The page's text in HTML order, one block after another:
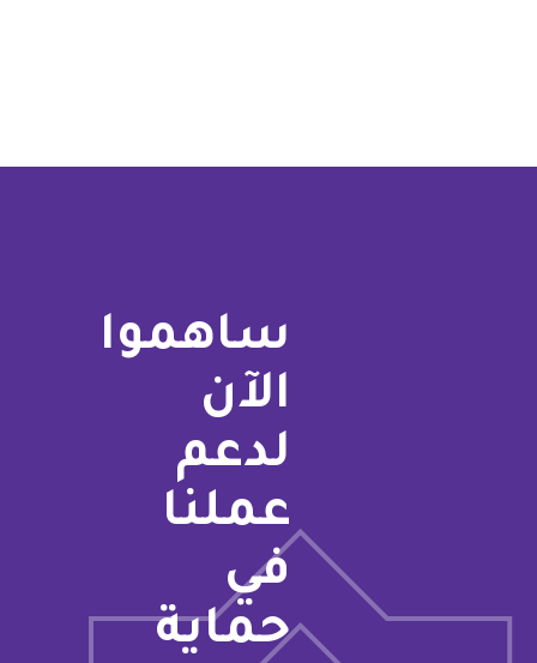
ساهموا
الآن
لدعم
عملنا
في
حماية